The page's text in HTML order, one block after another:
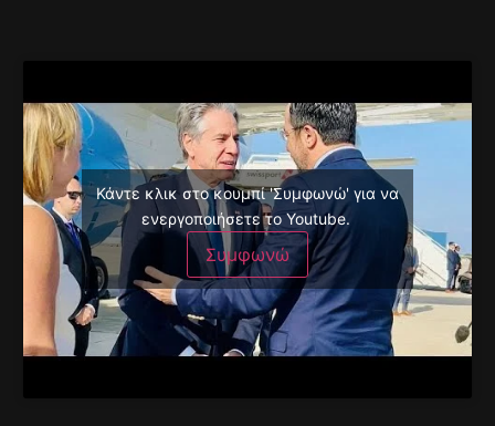
Κάντε κλικ στο κουμπί 'Συμφωνώ' για να
ενεργοποιήσετε το Youtube.
Συμφωνώ